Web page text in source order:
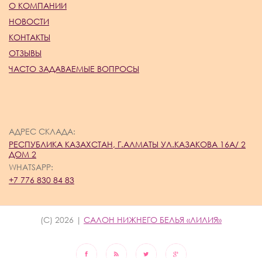
О КОМПАНИИ
НОВОСТИ
КОНТАКТЫ
ОТЗЫВЫ
ЧАСТО ЗАДАВАЕМЫЕ ВОПРОСЫ
АДРЕС СКЛАДА:
РЕСПУБЛИКА КАЗАХСТАН, Г.АЛМАТЫ УЛ.КАЗАКОВА 16А/ 2
ДОМ 2
WHATSAPP:
+7 776 830 84 83
(C) 2026 | САЛОН НИЖНЕГО БЕЛЬЯ «ЛИЛИЯ»